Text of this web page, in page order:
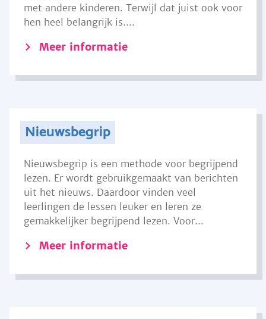
met andere kinderen. Terwijl dat juist ook voor
hen heel belangrijk is....
Meer informatie
Nieuwsbegrip
Nieuwsbegrip is een methode voor begrijpend
lezen. Er wordt gebruikgemaakt van berichten
uit het nieuws. Daardoor vinden veel
leerlingen de lessen leuker en leren ze
gemakkelijker begrijpend lezen. Voor...
Meer informatie